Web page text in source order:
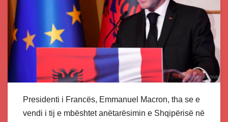
Presidenti i Francës, Emmanuel Macron, tha se e
vendi i tij e mbështet anëtarësimin e Shqipërisë në